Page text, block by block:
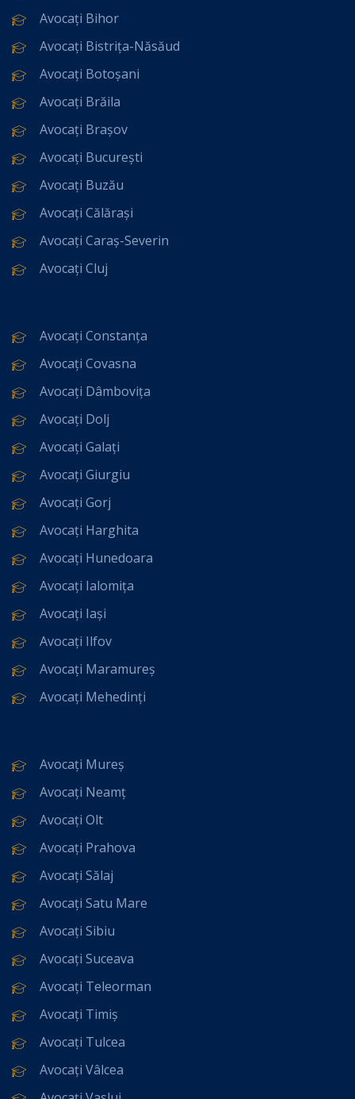
Avocați Bihor
Avocați Bistrița-Năsăud
Avocați Botoșani
Avocați Brăila
Avocați Brașov
Avocați București
Avocați Buzău
Avocați Călărași
Avocați Caraș-Severin
Avocați Cluj
Avocați Constanța
Avocați Covasna
Avocați Dâmbovița
Avocați Dolj
Avocați Galați
Avocați Giurgiu
Avocați Gorj
Avocați Harghita
Avocați Hunedoara
Avocați Ialomița
Avocați Iași
Avocați Ilfov
Avocați Maramureș
Avocați Mehedinți
Avocați Mureș
Avocați Neamț
Avocați Olt
Avocați Prahova
Avocați Sălaj
Avocați Satu Mare
Avocați Sibiu
Avocați Suceava
Avocați Teleorman
Avocați Timiș
Avocați Tulcea
Avocați Vâlcea